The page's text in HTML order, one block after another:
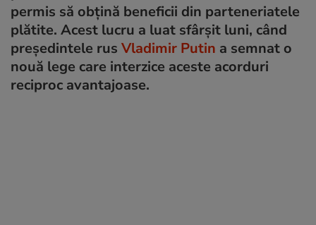
permis să obțină beneficii din parteneriatele
plătite. Acest lucru a luat sfârșit luni, când
președintele rus Vladimir Putin a semnat o
nouă lege care interzice aceste acorduri
reciproc avantajoase.